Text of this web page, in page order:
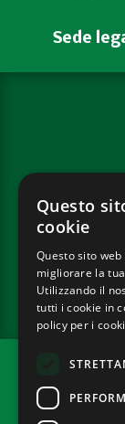
Sede
Progetto
2021-
Questo
cookie
Questo sito
migliorare la
Utilizzando il
tutti i cookie in
policy per i